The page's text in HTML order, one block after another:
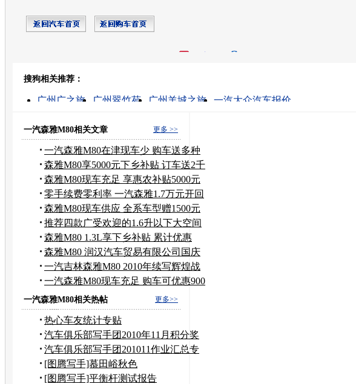
转发至： 白社会
搜狗相关推荐：
广州广之旅 广州翠竹苑 广州羊城之旅
一汽大众汽车报价
广州汇峰
一汽大众汽车 广州冰淇淋机
更多 >>
一汽森雅M80相关文章
一汽森雅M80在津现车少 购车送多种
保险
森雅M80享5000元下乡补贴 订车送2千
礼包
森雅M80现车充足 享惠农补贴5000元
现金
零手续费零利率 一汽森雅1.7万元开回
家
森雅M80现车供应 全系车型赠1500元
精品
推荐四款广受欢迎的1.6升以下大空间
车型
森雅M80 1.3L享下乡补贴 累计优惠
6000元
森雅M80 润汉汽车贸易有限公司国庆
放假
一汽吉林森雅M80 2010年续写辉煌战
绩
一汽森雅M80现车充足 购车可优惠900
元
更多>>
一汽森雅M80相关热帖
热心车友统计专贴
汽车俱乐部写手团2010年11月积分奖
励申请
汽车俱乐部写手团201011作业汇总专
贴
[图腾写手]慕田峪秋色
[图腾写手]平衡杆测试报告